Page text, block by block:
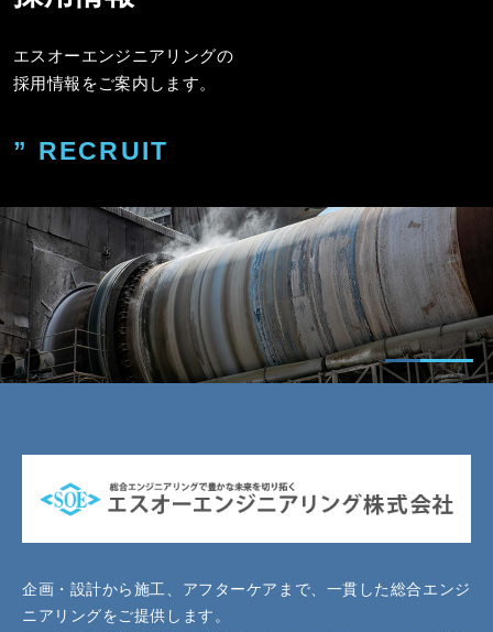
エスオーエンジニアリングの
採用情報をご案内します。
” RECRUIT
企画・設計から施工、アフターケアまで、一貫した総合エンジ
ニアリングをご提供します。